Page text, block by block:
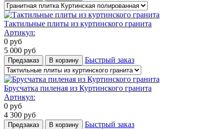
Тактильные плиты из куртинского гранита
Артикул:
0 руб
5 000 руб
Предзаказ В корзину Быстрый заказ
Брусчатка пиленая из Куртинского гранита
Артикул:
0 руб
4 300 руб
Предзаказ В корзину Быстрый заказ